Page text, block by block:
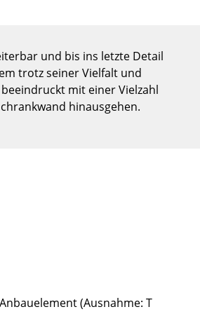
Branchenlösungen
Sicheres Arbeiten
und bis ins letzte Detail
trotz seiner Vielfalt und
mit einer Vielzahl
hinausgehen.
(Ausnahme: T